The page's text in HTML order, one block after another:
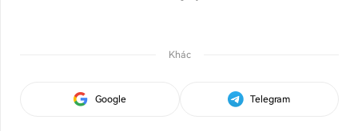
Khác
Google Telegram